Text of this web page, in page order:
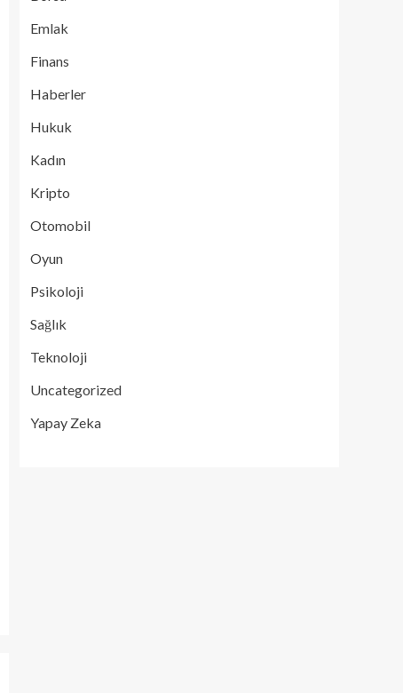
Emlak
Finans
Haberler
Hukuk
Kadın
Kripto
Otomobil
Oyun
Psikoloji
Sağlık
Teknoloji
Uncategorized
Yapay Zeka